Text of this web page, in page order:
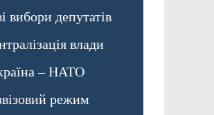
вибори депутатів
влади
– НАТО
режим